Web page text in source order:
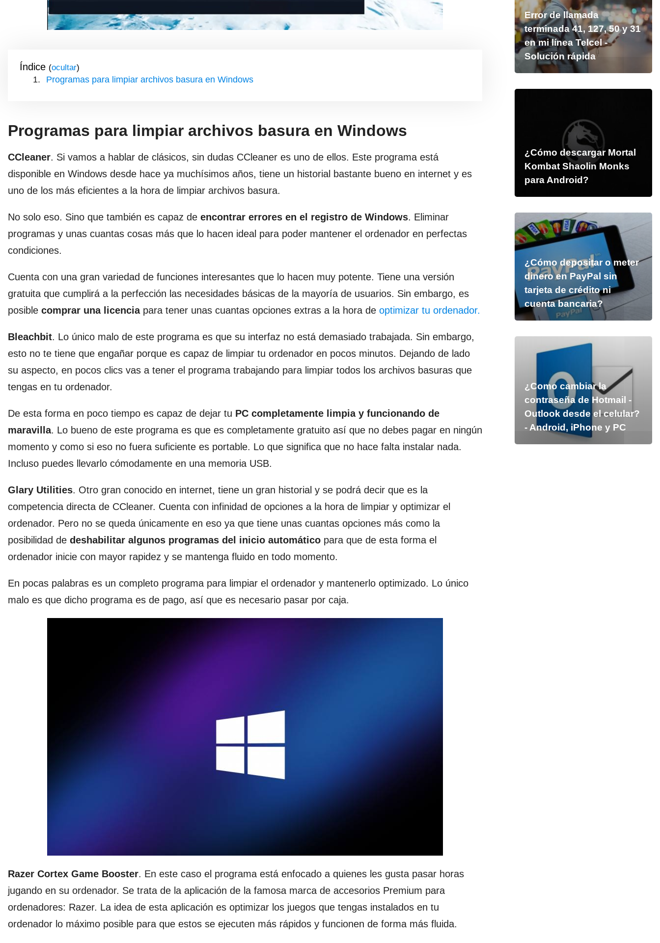
Índice ( )
Programas para limpiar archivos basura en Windows
Programas para limpiar archivos basura en Windows
CCleaner. Si vamos a hablar de clásicos, sin dudas CCleaner es uno de ellos. Este programa está
disponible en Windows desde hace ya muchísimos años, tiene un historial bastante bueno en internet y es
uno de los más eficientes a la hora de limpiar archivos basura.
No solo eso. Sino que también es capaz de encontrar errores en el registro de Windows. Eliminar
programas y unas cuantas cosas más que lo hacen ideal para poder mantener el ordenador en perfectas
condiciones.
Cuenta con una gran variedad de funciones interesantes que lo hacen muy potente. Tiene una versión
gratuita que cumplirá a la perfección las necesidades básicas de la mayoría de usuarios. Sin embargo, es
posible comprar una licenciapara tener unas cuantas opciones extras a la hora de optimizar tu ordenador.
Bleachbit. Lo único malo de este programa es que su interfaz no está demasiado trabajada. Sin embargo,
esto no te tiene que engañar porque es capaz de limpiar tu ordenador en pocos minutos. Dejando de lado
su aspecto, en pocos clics vas a tener el programa trabajando para limpiar todos los archivos basuras que
tengas en tu ordenador.
De esta forma en poco tiempo es capaz de dejar tu PC completamente limpia y funcionando de
maravilla. Lo bueno de este programa es que es completamente gratuito así que no debes pagar en ningún
momento y como si eso no fuera suficiente es portable. Lo que significa que no hace falta instalar nada.
Incluso puedes llevarlo cómodamente en una memoria USB.
Glary Utilities. Otro gran conocido en internet, tiene un gran historial y se podrá decir que es la
competencia directa de CCleaner. Cuenta con infinidad de opciones a la hora de limpiar y optimizar el
ordenador. Pero no se queda únicamente en eso ya que tiene unas cuantas opciones más como la
posibilidad de deshabilitar algunos programas del inicio automático para que de esta forma el
ordenador inicie con mayor rapidez y se mantenga fluido en todo momento.
En pocas palabras es un completo programa para limpiar el ordenador y mantenerlo optimizado. Lo único
malo es que dicho programa es de pago, así que es necesario pasar por caja.
Razer Cortex Game Booster. En este caso el programa está enfocado a quienes les gusta pasar horas
jugando en su ordenador. Se trata de la aplicación de la famosa marca de accesorios Premium para
ordenadores: Razer. La idea de esta aplicación es optimizar los juegos que tengas instalados en tu
ordenador lo máximo posible para que estos se ejecuten más rápidos y funcionen de forma más fluida.
Error de llamada
terminada 41, 127, 50 y 31
en mi línea Telcel -
Solución rápida
¿Cómo descargar Mortal
Kombat Shaolin Monks
para Android?
¿Cómo depositar o meter
dinero en PayPal sin
tarjeta de crédito ni
cuenta bancaria?
¿Como cambiar la
contraseña de Hotmail -
Outlook desde el celular?
- Android, iPhone y PC